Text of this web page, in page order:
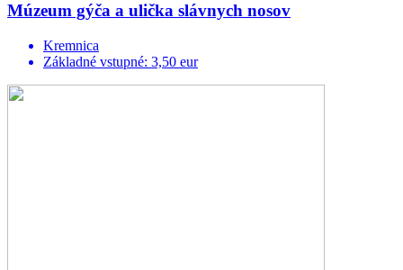
Múzeum gýča a ulička slávnych nosov
Kremnica
Základné vstupné: 3,50 eur